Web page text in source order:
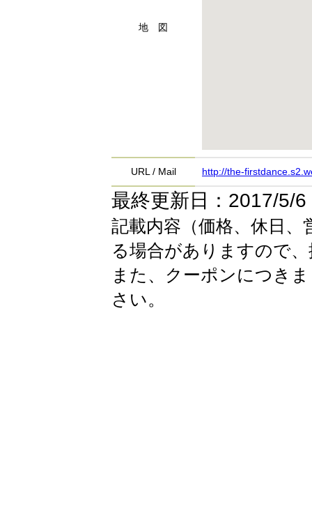
地 図
URL / Mail http://the-
最終更新日：2017/5/6
記載内容（価格、休日
る場合がありますので
また、クーポンにつき
さい。